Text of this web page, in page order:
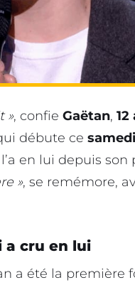
», confie Gaëtan, 12
débute ce
l’a en lui depuis son
», se remémore,
a cru en lui
a été la première